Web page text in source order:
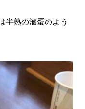
半熟の滷蛋のよう